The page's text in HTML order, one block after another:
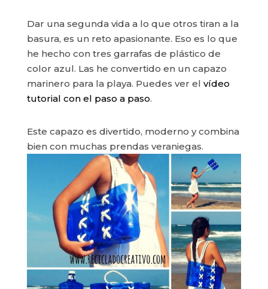
Dar una segunda vida a lo que otros tiran a la
basura, es un reto apasionante. Eso es lo que
he hecho con tres garrafas de plástico de
color azul. Las he convertido en un capazo
marinero para la playa. Puedes ver el vídeo
tutorial con el paso a paso.
Este capazo es divertido, moderno y combina
bien con muchas prendas veraniegas.